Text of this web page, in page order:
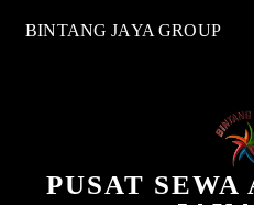
BINTANG JAYA GROUP
PUSAT